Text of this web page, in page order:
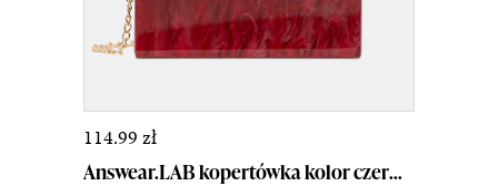
114.99 zł
Answear.LAB kopertówka kolor czerwony